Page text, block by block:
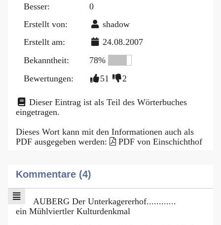
Besser:
0
Erstellt von:
shadow
Erstellt am:
24.08.2007
Bekanntheit:
78%
Bewertungen:
51 2
Dieser Eintrag ist als Teil des Wörterbuches
eingetragen.
Dieses Wort kann mit den Informationen auch als
PDF ausgegeben werden:
PDF von Einschichthof
Kommentare (4)
AUBERG Der Unterkagererhof............
ein Mühlviertler Kulturdenkmal